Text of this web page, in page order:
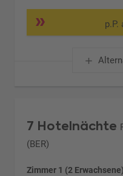
7 Hotelnächte
(BER)
Zimmer 1 (2 Erwachsene)